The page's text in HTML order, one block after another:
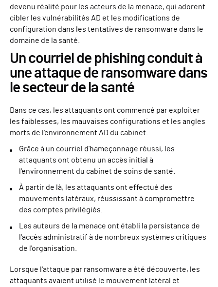
devenu réalité pour les acteurs de la menace, qui adorent
cibler les vulnérabilités AD et les modifications de
configuration dans les tentatives de ransomware dans le
domaine de la santé.
Un courriel de phishing conduit à
une attaque de ransomware dans
le secteur de la santé
Dans ce cas, les attaquants ont commencé par exploiter
les faiblesses, les mauvaises configurations et les angles
morts de l'environnement AD du cabinet.
Grâce à un courriel d'hameçonnage réussi, les
attaquants ont obtenu un accès initial à
l'environnement du cabinet de soins de santé.
À partir de là, les attaquants ont effectué des
mouvements latéraux, réussissant à compromettre
des comptes privilégiés.
Les auteurs de la menace ont établi la persistance de
l'accès administratif à de nombreux systèmes critiques
de l'organisation.
Lorsque l'attaque par ransomware a été découverte, les
attaquants avaient utilisé le mouvement latéral et